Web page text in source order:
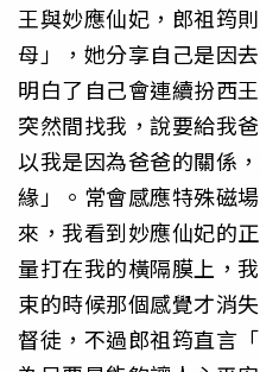
王與妙應仙妃，郎祖筠
母」，她分享自己是因
明白了自己會連續扮西
突然間找我，說要給我
以我是因為爸爸的關係
緣」。常會感應特殊磁
來，我看到妙應仙妃的
量打在我的橫隔膜上，
束的時候那個感覺才消
督徒，不過郎祖筠直言